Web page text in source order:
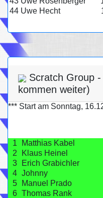
44 Uwe Hecht
Scratch Group
kommen weiter)
*** Start am Sonntag,
1
Matthias Kabel
2
Klaus Heinel
3
Erich Grabichler
4 Johnny
5
Manuel Prado
6 Thomas Rank